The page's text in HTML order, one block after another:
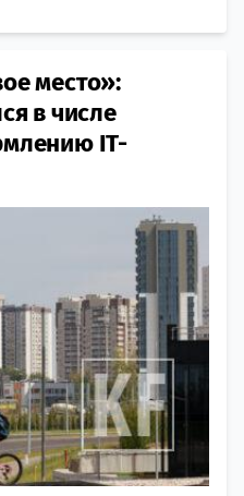
место»:
в числе
IT-